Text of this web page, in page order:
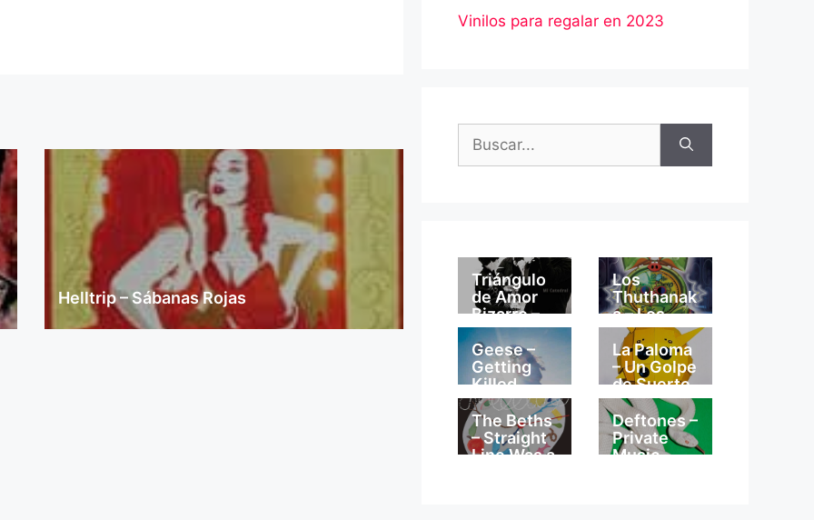
Helltrip – Sábanas Rojas
Vinilos para regalar en 2023
Triángulo
de Amor
Bizarro –
Mi
Catedral
Los
Thuthanak
a – Los
Thuthanak
a
Geese –
Getting
Killed
La Paloma
– Un Golpe
de Suerte
The Beths
– Straight
Line Was a
Deftones –
Private
Music